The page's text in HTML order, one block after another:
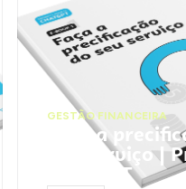
GESTÃO FINANCEIRA
Faça a
seu serviço |
ChatGPT